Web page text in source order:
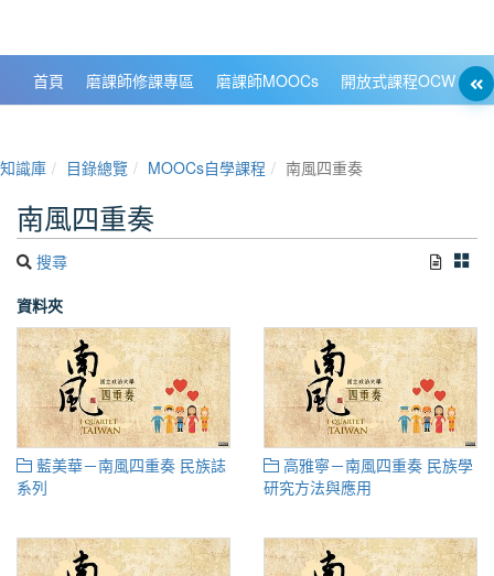
首頁 磨課師修課專區 磨課師MOOCs 開放式課程OCW
知識庫 目錄總覽 MOOCs自學課程 南風四重奏
南風四重奏
搜尋
資料夾
藍美華－南風四重奏 民族誌
系列
高雅寧－南風四重奏 民族學
研究方法與應用